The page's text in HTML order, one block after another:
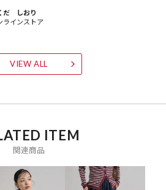
点）
Parkにおける対象商品の通常販売（先
ク・ドキドキを日本に伝えたい」という
いと思うものをセレクト。積極的に楽し
て、アメリカンライフスタイルの楽しみ
プです。
だ しおり
ラインストア
VIEW ALL
ITEM
関連商品